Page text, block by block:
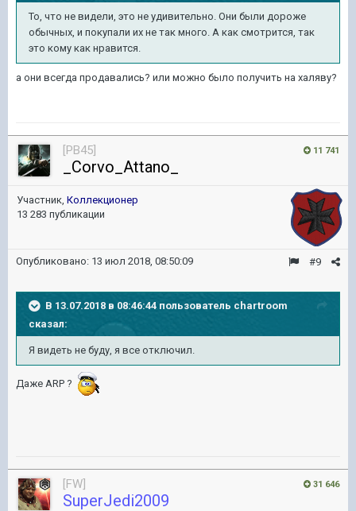
То, что не видели, это не удивительно. Они были дороже
обычных, и покупали их не так много. А как смотрится, так
это кому как нравится.
а они всегда продавались? или можно было получить на халяву?
11 741
[PB45]
_Corvo_Attano_
Участник, Коллекционер
13 283 публикации
#9
Опубликовано: 13 июл 2018, 08:50:09
В 13.07.2018 в 08:46:44 пользователь chartroom
сказал:
Я видеть не буду, я все отключил.
Даже ARP ?
31 646
[FW]
SuperJedi2009